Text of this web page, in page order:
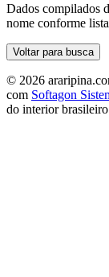
Dados compilados
nome conforme
Voltar para busca
© 2026
com Softagon
do interior